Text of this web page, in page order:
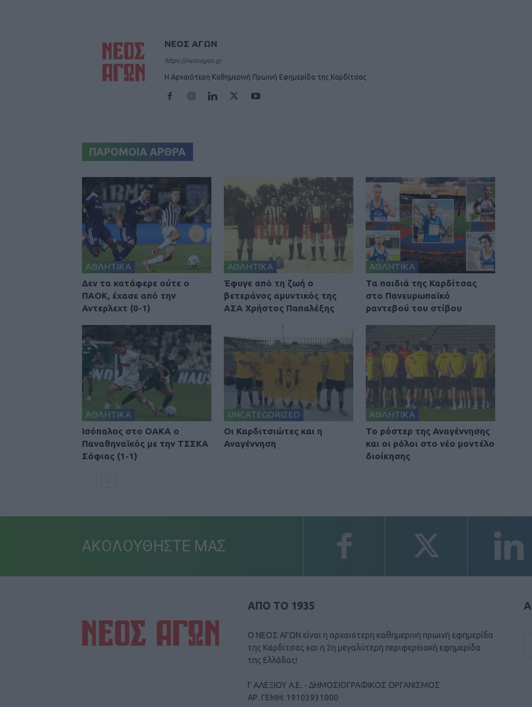
ΝΕΟΣ ΑΓΩΝ
https://neosagon.gr
Η Αρχαιότερη Καθημερινή Πρωινή Εφημερίδα της Καρδίτσας
ΠΑΡΟΜΟΙΑ ΑΡΘΡΑ
ΑΘΛΗΤΙΚΑ
Δεν τα κατάφερε ούτε ο
ΠΑΟΚ, έχασε από την
Αντερλεχτ (0-1)
ΑΘΛΗΤΙΚΑ
Έφυγε από τη ζωή ο
βετεράνος αμυντικός της
ΑΣΑ Χρήστος Παπαλέξης
ΑΘΛΗΤΙΚΑ
Τα παιδιά της Καρδίτσας
στο Πανευρωπαϊκό
ραντεβού του στίβου
ΑΘΛΗΤΙΚΑ
Ισόπαλος στο ΟΑΚΑ ο
Παναθηναϊκός με την ΤΣΣΚΑ
Σόφιας (1-1)
UNCATEGORIZED
Οι Καρδιτσιώτες και η
Αναγέννηση
ΑΘΛΗΤΙΚΑ
To ρόστερ της Αναγέννησης
και οι ρόλοι στο νέο μοντέλο
διοίκησης
ΑΚΟΛΟΥΘΗΣΤΕ ΜΑΣ
ΑΠΟ ΤΟ 1935
Ο ΝΕΟΣ ΑΓΩΝ είναι η αρχαιότερη καθημερινή πρωινή εφημερίδα
της Καρδίτσας και η 2η μεγαλύτερη περιφερειακή εφημερίδα
της Ελλάδας!
Γ ΑΛΕΞΙΟΥ Α.Ε. - ΔΗΜΟΣΙΟΓΡΑΦΙΚΟΣ ΟΡΓΑΝΙΣΜΟΣ
ΑΡ. ΓΕΜΗ: 19103931000